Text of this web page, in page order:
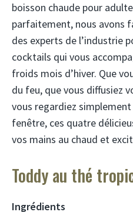
boisson chaude pour
parfaitement, nous avons
des experts de l’industrie
cocktails qui vous
froids mois d’hiver. Que
du feu, que vous diffusiez
vous regardiez
fenêtre, ces quatre
vos mains au chaud et
Toddy au thé
Ingrédients